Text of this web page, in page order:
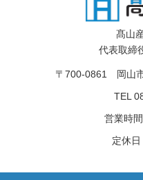
髙山
代表取締
〒700-0861 岡山
TEL
営業時
定休